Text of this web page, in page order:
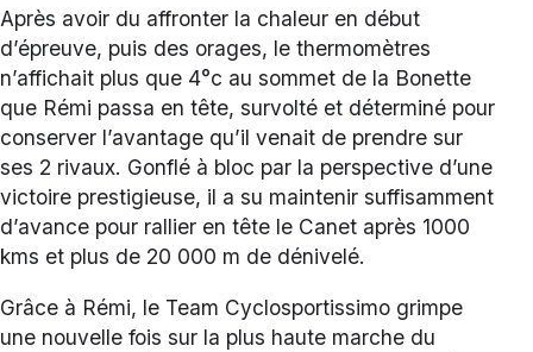
Après avoir du affronter la chaleur en début
d’épreuve, puis des orages, le thermomètres
n’affichait plus que 4°c au sommet de la Bonette
que Rémi passa en tête, survolté et déterminé pour
conserver l’avantage qu’il venait de prendre sur
ses 2 rivaux. Gonflé à bloc par la perspective d’une
victoire prestigieuse, il a su maintenir suffisamment
d’avance pour rallier en tête le Canet après 1000
kms et plus de 20 000 m de dénivelé.
Grâce à Rémi, le Team Cyclosportissimo grimpe
une nouvelle fois sur la plus haute marche du